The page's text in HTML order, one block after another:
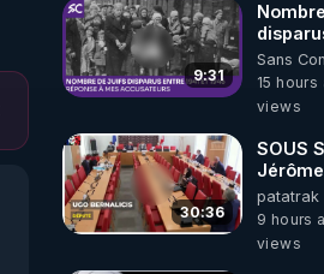
9:31
1941 et
Sans
15 hours
views
30:36
SOUS
patatrak
9 hours
views